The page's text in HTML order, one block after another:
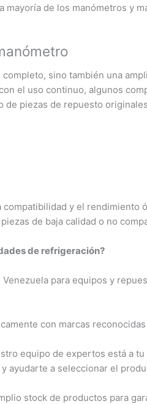
mayoría de los manómetros y
sino también una
el uso continuo, algunos
de piezas de repuesto
y el rendimiento
de baja calidad o no
de refrigeración?
para equipos y
con marcas
equipo de expertos está a
ayudarte a seleccionar el
stock de productos para